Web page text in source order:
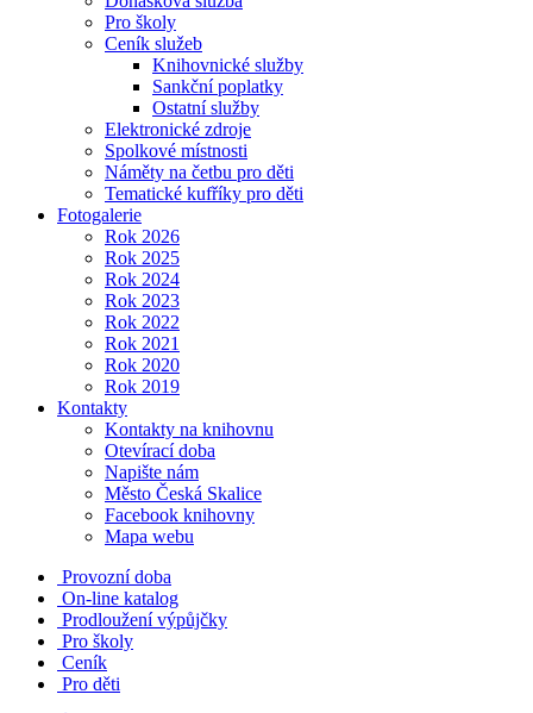
Pro školy
Ceník služeb
Knihovnické služby
Sankční poplatky
Ostatní služby
Elektronické zdroje
Spolkové místnosti
Náměty na četbu pro děti
Tematické kufříky pro děti
Fotogalerie
Rok 2026
Rok 2025
Rok 2024
Rok 2023
Rok 2022
Rok 2021
Rok 2020
Rok 2019
Kontakty
Kontakty na knihovnu
Otevírací doba
Napište nám
Město Česká Skalice
Facebook knihovny
Mapa webu
Provozní doba
On-line katalog
Prodloužení výpůjčky
Pro školy
Ceník
Pro děti